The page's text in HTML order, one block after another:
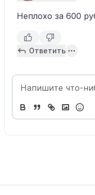
Неплохо за 600
Ответить